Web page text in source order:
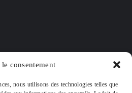
le consentement
nous utilisons des technologies telles que
Talon E, Saint-Léonard,
bureau 210